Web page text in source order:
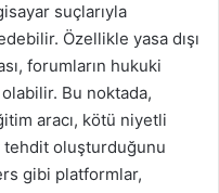
suçlarıyla
Özellikle yasa dışı
forumların hukuki
Bu noktada,
aracı, kötü niyetli
tehdit oluşturduğunu
gibi platformlar,